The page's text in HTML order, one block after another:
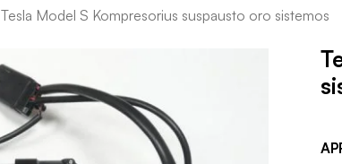
Tesla Model S Kompresorius suspausto oro sistemos